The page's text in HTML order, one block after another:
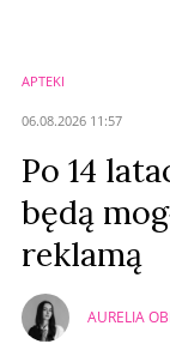
APTEKI
06.08.2026 11:57
Po 14
będą
reklamą
AURELIA